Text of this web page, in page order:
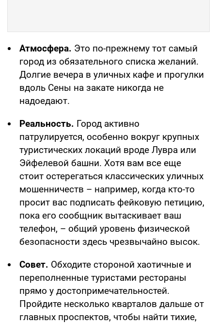
Атмосфера. Это по-прежнему тот самый
город из обязательного списка желаний.
Долгие вечера в уличных кафе и прогулки
вдоль Сены на закате никогда не
надоедают.
Реальность. Город активно
патрулируется, особенно вокруг крупных
туристических локаций вроде Лувра или
Эйфелевой башни. Хотя вам все еще
стоит остерегаться классических уличных
мошенничеств – например, когда кто-то
просит вас подписать фейковую петицию,
пока его сообщник вытаскивает ваш
телефон, – общий уровень физической
безопасности здесь чрезвычайно высок.
Совет. Обходите стороной хаотичные и
переполненные туристами рестораны
прямо у достопримечательностей.
Пройдите несколько кварталов дальше от
главных проспектов, чтобы найти тихие,